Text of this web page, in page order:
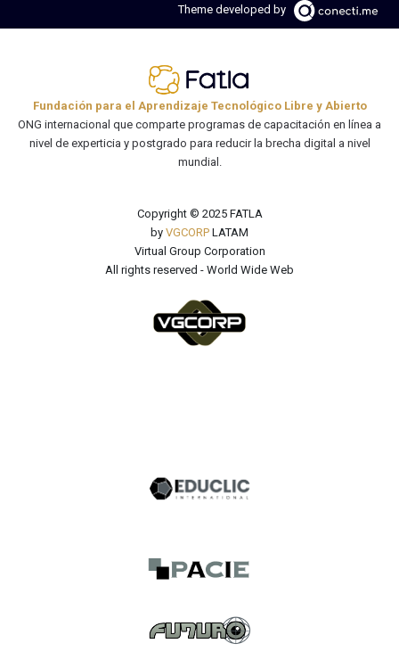
Theme developed by
Fundación para el Aprendizaje Tecnológico Libre y Abierto
ONG internacional que comparte programas de capacitación en línea a
nivel de experticia y postgrado para reducir la brecha digital a nivel
mundial.
Copyright © 2025 FATLA
by VGCORP LATAM
Virtual Group Corporation
All rights reserved - World Wide Web